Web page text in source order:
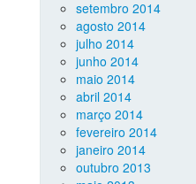
setembro 2014
agosto 2014
julho 2014
junho 2014
maio 2014
abril 2014
março 2014
fevereiro 2014
janeiro 2014
outubro 2013